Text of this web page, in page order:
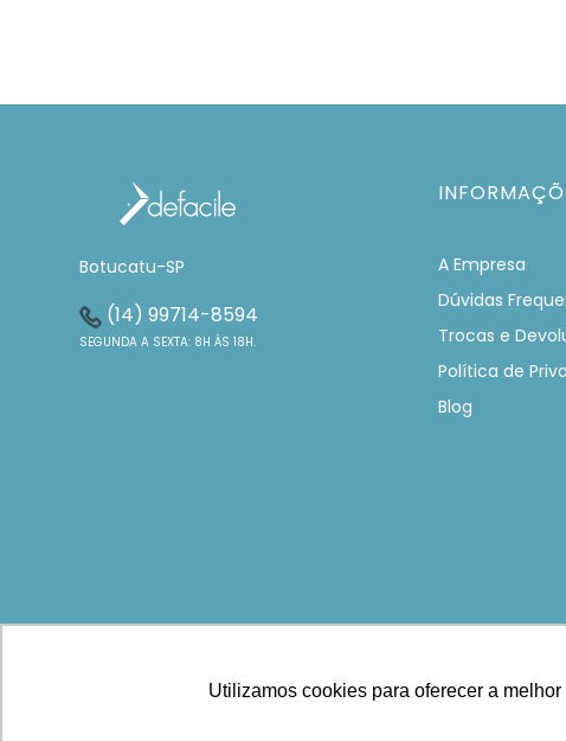
Utilizamos cookies para oferecer a
Botucatu-SP
(14) 99714-8594
SEGUNDA A SEXTA: 8H ÀS 18H.
A Empresa
Dúvidas
Trocas e
Política de
Blog